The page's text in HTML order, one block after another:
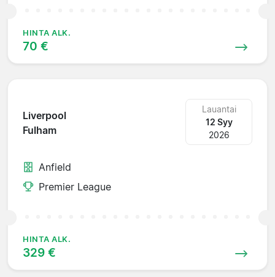
HINTA ALK.
70 €
Liverpool
Fulham
Lauantai
12 Syy
2026
Anfield
Premier League
HINTA ALK.
329 €